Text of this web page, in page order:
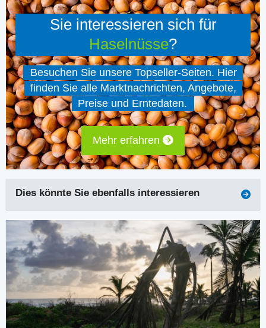
Sie interessieren sich für
Haselnüsse?
Besuchen Sie unsere Topseller-Seiten. Hier
finden Sie alle Marktnachrichten, Angebote,
Preise und Erntedaten.
Mehr erfahren
Dies könnte Sie ebenfalls interessieren